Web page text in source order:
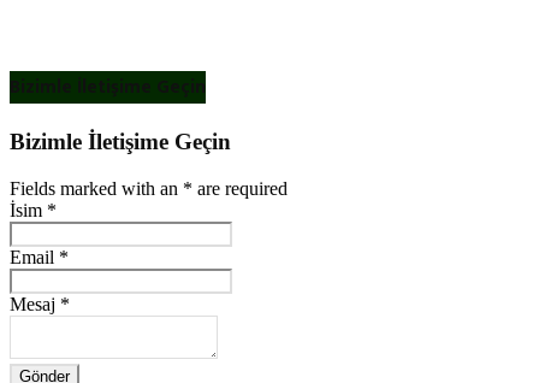
Bizimle İletişime Geçin
Bizimle İletişime Geçin
Fields marked with an * are required
İsim *
Email *
Mesaj *